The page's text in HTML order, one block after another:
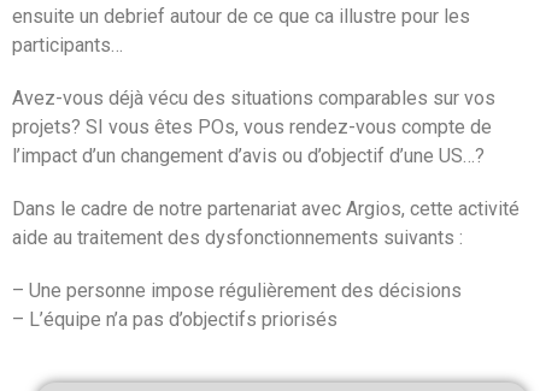
ensuite un debrief autour de ce que ca illustre pour les
participants…
Avez-vous déjà vécu des situations comparables sur vos
projets? SI vous êtes POs, vous rendez-vous compte de
l’impact d’un changement d’avis ou d’objectif d’une US…?
Dans le cadre de notre partenariat avec Argios, cette activité
aide au traitement des dysfonctionnements suivants :
– Une personne impose régulièrement des décisions
– L’équipe n’a pas d’objectifs priorisés